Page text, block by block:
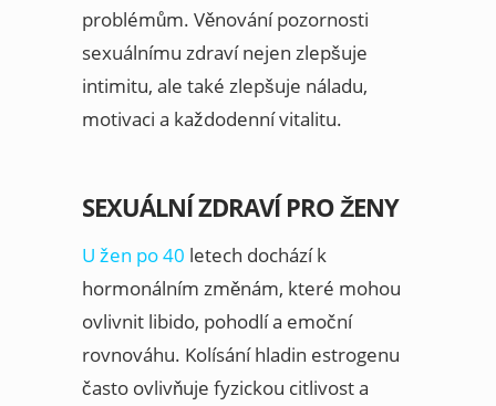
problémům. Věnování pozornosti
sexuálnímu zdraví nejen zlepšuje
intimitu, ale také zlepšuje náladu,
motivaci a každodenní vitalitu.
SEXUÁLNÍ ZDRAVÍ PRO ŽENY
U žen po 40 letech dochází k
hormonálním změnám, které mohou
ovlivnit libido, pohodlí a emoční
rovnováhu. Kolísání hladin estrogenu
často ovlivňuje fyzickou citlivost a